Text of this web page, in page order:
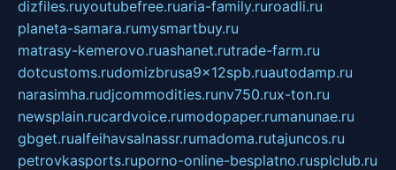
dizfiles.ruyoutubefree.ruaria-family.ruroadli.ru
planeta-samara.rumysmartbuy.ru
matrasy-kemerovo.ruashanet.rutrade-farm.ru
dotcustoms.rudomizbrusa9x12spb.ruautodamp.ru
narasimha.rudjcommodities.runv750.rux-ton.ru
newsplain.rucardvoice.rumodopaper.rumanunae.ru
gbget.rualfeihavsalnassr.rumadoma.rutajuncos.ru
petrovkasports.ruporno-online-besplatno.rusplclub.ru